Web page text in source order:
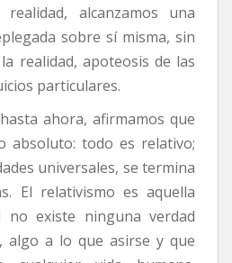
alcanzamos una
sobre sí misma, sin
realidad, apoteosis de las
particulares.
ahora, afirmamos que
absoluto: todo es relativo;
universales, se termina
El relativismo es aquella
existe ninguna verdad
algo a lo que asirse y que